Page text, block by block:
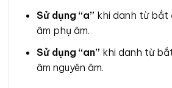
Sử dụng “a” khi danh từ bắt
âm phụ âm.
Sử dụng “an” khi danh từ
âm nguyên âm.